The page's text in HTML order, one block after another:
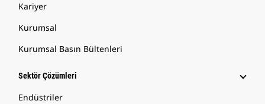
Kariyer
Kurumsal
Kurumsal Basın Bültenleri
Sektör Çözümleri
Endüstriler